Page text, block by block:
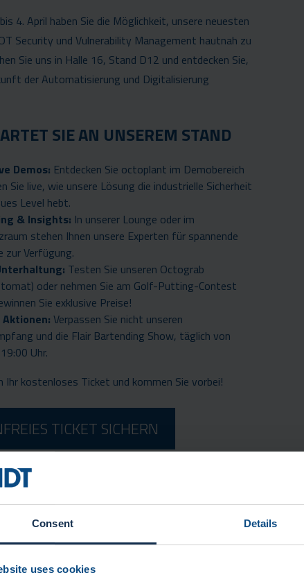
Consent Details
uses cookies
4. April haben Sie die Möglichkeit, unsere neuesten
Security und Vulnerability Management hautnah zu
Sie uns in Halle 16, Stand D12 und entdecken Sie,
der Automatisierung und Digitalisierung
SIE AN UNSEREM STAND
Demos: Entdecken Sie octoplant im Demobereich
Sie live, wie unsere Lösung die industrielle Sicherheit
Level hebt.
& Insights: In unserer Lounge oder im
stehen Ihnen unsere Experten für spannende
zur Verfügung.
Testen Sie unseren Octograb
oder nehmen Sie am Golf-Putting-Contest
Sie exklusive Preise!
Verpassen Sie nicht unseren
und die Flair Bartending Show, täglich von
Uhr.
Ihr kostenloses Ticket und kommen Sie vorbei!
TICKET SICHERN
AMDT CONNECT
Highlight der Messe ist die